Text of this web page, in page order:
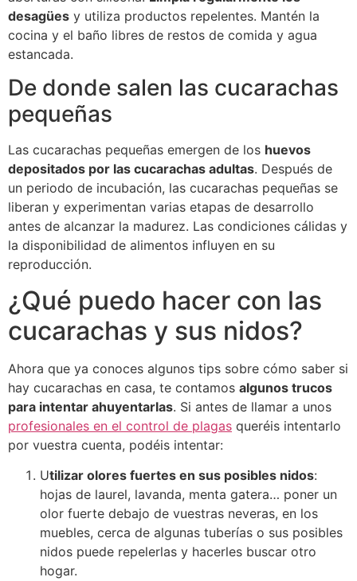
desagües y utiliza productos repelentes. Mantén la
cocina y el baño libres de restos de comida y agua
estancada.
De donde salen las cucarachas
pequeñas
Las cucarachas pequeñas emergen de los huevos
depositados por las cucarachas adultas. Después de
un periodo de incubación, las cucarachas pequeñas se
liberan y experimentan varias etapas de desarrollo
antes de alcanzar la madurez. Las condiciones cálidas y
la disponibilidad de alimentos influyen en su
reproducción.
¿Qué puedo hacer con las
cucarachas y sus nidos?
Ahora que ya conoces algunos tips sobre cómo saber si
hay cucarachas en casa, te contamos algunos trucos
para intentar ahuyentarlas. Si antes de llamar a unos
profesionales en el control de plagas queréis intentarlo
por vuestra cuenta, podéis intentar:
Utilizar olores fuertes en sus posibles nidos:
hojas de laurel, lavanda, menta gatera… poner un
olor fuerte debajo de vuestras neveras, en los
muebles, cerca de algunas tuberías o sus posibles
nidos puede repelerlas y hacerles buscar otro
hogar.